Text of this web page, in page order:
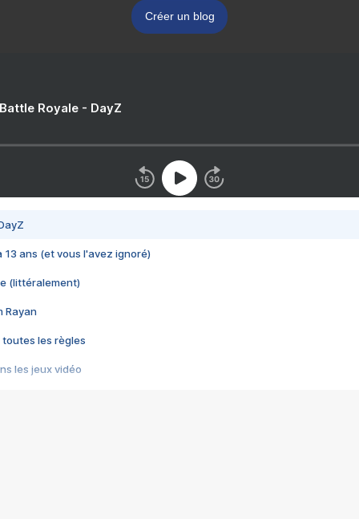
Créer un blog
Royale - DayZ
13 ans (et vous l'avez ignoré)
(littéralement)
Rayan
toutes les règles
les jeux vidéo